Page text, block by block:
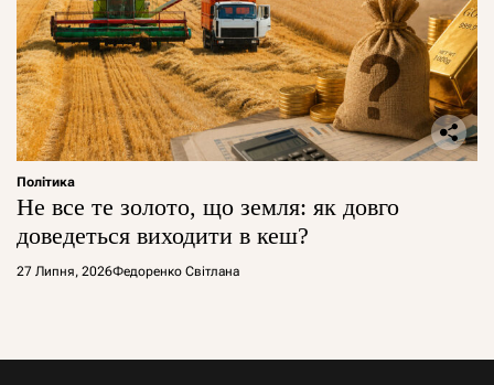
Політика
Не все те золото, що земля: як довго
доведеться виходити в кеш?
27 Липня, 2026Федоренко Світлана